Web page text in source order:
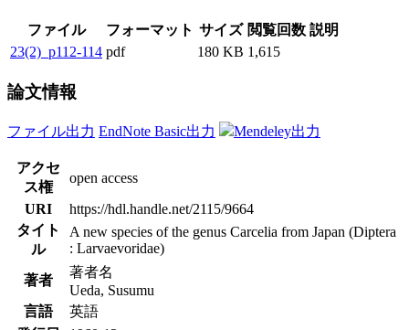
ファイル フォーマット サイズ 閲覧回数 説明
23(2)_p112-114 pdf 180 KB 1,615
論文情報
ファイル出力 EndNote Basic出力 Mendeley出力
アクセ
ス権
open access
URI
https://hdl.handle.net/2115/9664
タイト
ル
A new species of the genus Carcelia from Japan (Diptera
: Larvaevoridae)
著者
著者名
Ueda, Susumu
言語
英語